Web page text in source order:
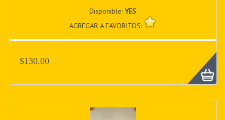
Disponible:YES
AGREGAR A FAVORITOS:
$130.00